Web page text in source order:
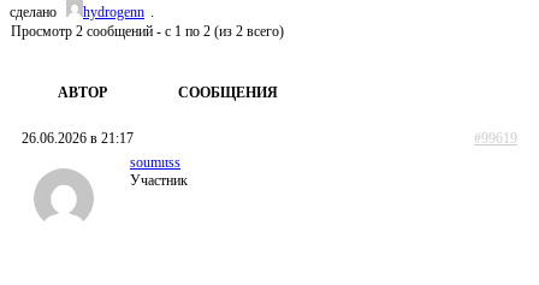
сделано
hydrogenn .
Просмотр 2 сообщений - с 1 по 2 (из 2 всего)
АВТОР СООБЩЕНИЯ
26.06.2026 в 21:17
#99619
soumitss
Участник